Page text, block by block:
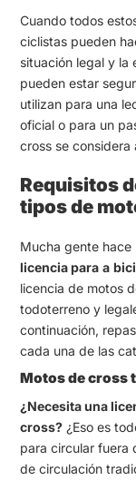
Cuando todos
ciclistas pueden
situación legal y la
pueden estar
utilizan para una
oficial o para un
cross se
Requisitos
tipos de
Mucha gente hace
licencia para a
licencia de motos
todoterreno y
continuación,
cada una de las
Motos de cross
¿Necesita una
cross? ¿Eso es
para circular fuera
de circulación